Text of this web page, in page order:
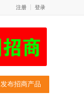
登录
注册
发布招商产品